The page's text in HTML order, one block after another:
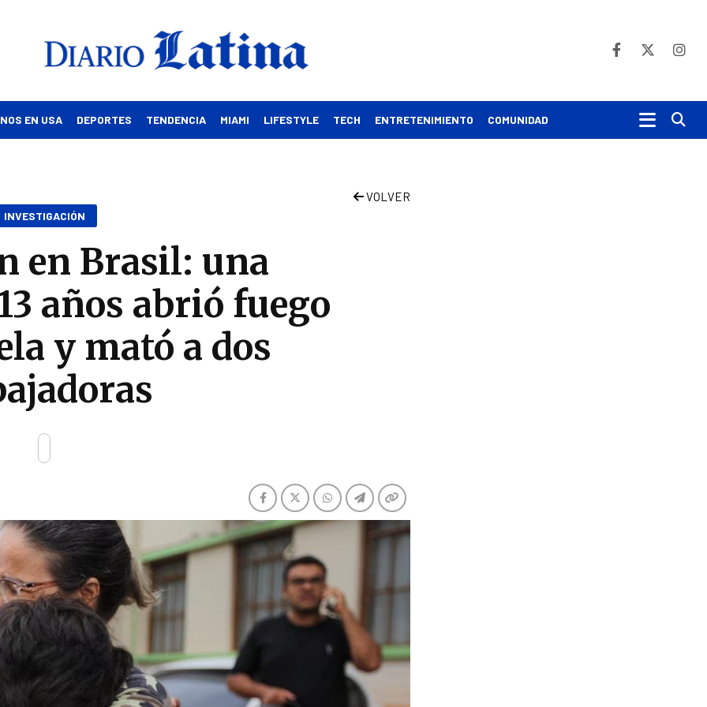
EN USA DEPORTES TENDENCIA MIAMI LIFESTYLE TECH ENTRETENIMIENTO COMUNIDAD
VOLVER
INVESTIGACIÓN
en Brasil: una
años abrió fuego
y mató a dos